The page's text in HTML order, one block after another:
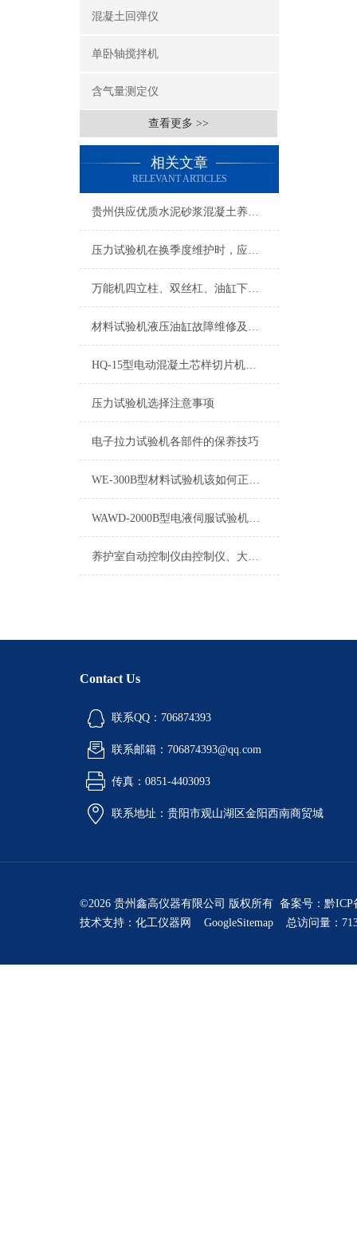
混凝土回弹仪
单卧轴搅拌机
含气量测定仪
查看更多 >>
相关文章
RELEVANT ARTICLES
贵州供应优质水泥砂浆混凝土养护箱,不锈钢恒温养护箱批发商
压力试验机在换季度维护时，应该注意的问题
万能机四立柱、双丝杠、油缸下置式主机结构，控制油源为柜式油源控制柜
材料试验机液压油缸故障维修及排除方法
HQ-15型电动混凝土芯样切片机厂家
压力试验机选择注意事项
电子拉力试验机各部件的保养技巧
WE-300B型材料试验机该如何正确操作呢？
WAWD-2000B型电液伺服试验机钳口自动夹紧
养护室自动控制仪由控制仪、大型负离子加湿器
Contact Us
联系QQ：706874393
联系邮箱：706874393@qq.com
传真：0851-4403093
联系地址：贵阳市观山湖区金阳西南商贸城
©2026 贵州鑫高仪器有限公司 版权所有 备案号： 黔ICP
技术支持： 化工仪器网 GoogleSitemap 总访问量：